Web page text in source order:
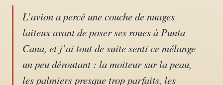
Looks, dressing, inspirations
04 Lifestyle & déco
DIY, intérieurs, bonheur
Recettes du monde
L’avion a percé une couche de nuages
laiteux avant de poser ses roues à Punta
Cana, et j’ai tout de suite senti ce mélange
un peu déroutant : la moiteur sur la peau,
les palmiers presque trop parfaits, les